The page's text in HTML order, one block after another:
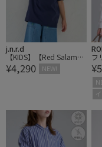
j.n.r.d
【KIDS】【Red Salaman
der】総柄バケットハッ
¥4,290 NEW!
フ
ラ
ー